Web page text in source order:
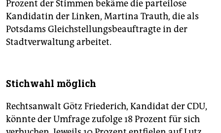
Prozent der Stimmen bekäme die parteilose
Kandidatin der Linken, Martina Trauth, die als
Potsdams Gleichstellungsbeauftragte in der
Stadtverwaltung arbeitet.
Stichwahl möglich
Rechtsanwalt Götz Friederich, Kandidat der CDU,
könnte der Umfrage zufolge 18 Prozent für sich